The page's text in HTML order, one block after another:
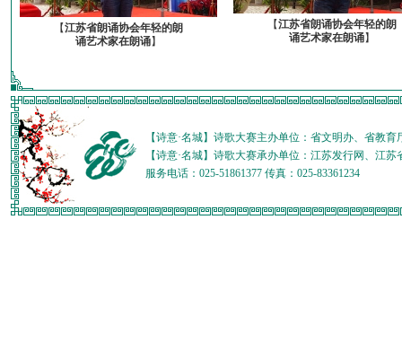
【江苏省朗诵协会年轻的朗
诵艺术家在朗诵】
【江苏省朗诵协会年轻的朗
诵艺术家在朗诵】
【诗意·名城】诗歌大赛主办单位：省文明办、省教
【诗意·名城】诗歌大赛承办单位：江苏发行网、江
服务电话：025-51861377 传真：025-83361234